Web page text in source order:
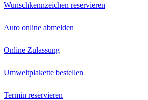
Wunschkennzeichen reservieren
Auto online abmelden
Online Zulassung
Umweltplakette bestellen
Termin reservieren